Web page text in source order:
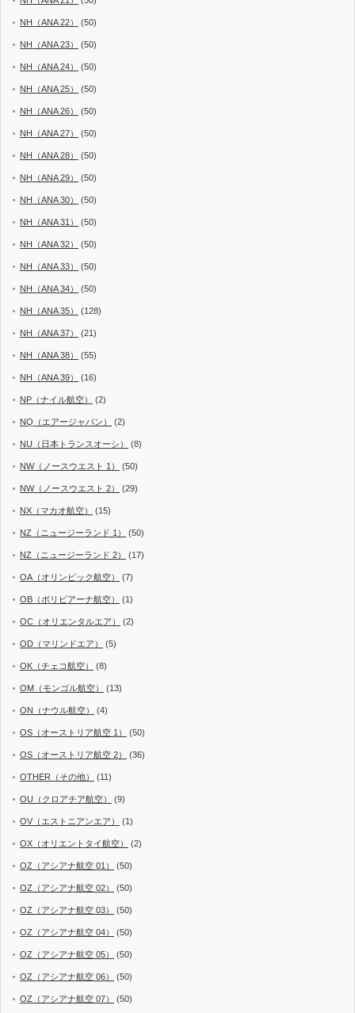
NH（ANA 22） (50)
NH（ANA 23） (50)
NH（ANA 24） (50)
NH（ANA 25） (50)
NH（ANA 26） (50)
NH（ANA 27） (50)
NH（ANA 28） (50)
NH（ANA 29） (50)
NH（ANA 30） (50)
NH（ANA 31） (50)
NH（ANA 32） (50)
NH（ANA 33） (50)
NH（ANA 34） (50)
NH（ANA 35） (128)
NH（ANA 37） (21)
NH（ANA 38） (55)
NH（ANA 39） (16)
NP（ナイル航空） (2)
NQ（エアージャパン） (2)
NU（日本トランスオーシ） (8)
NW（ノースウエスト 1） (50)
NW（ノースウエスト 2） (29)
NX（マカオ航空） (15)
NZ（ニュージーランド 1） (50)
NZ（ニュージーランド 2） (17)
OA（オリンピック航空） (7)
OB（ボリビアーナ航空） (1)
OC（オリエンタルエア） (2)
OD（マリンドエア） (5)
OK（チェコ航空） (8)
OM（モンゴル航空） (13)
ON（ナウル航空） (4)
OS（オーストリア航空 1） (50)
OS（オーストリア航空 2） (36)
OTHER（その他） (11)
OU（クロアチア航空） (9)
OV（エストニアンエア） (1)
OX（オリエントタイ航空） (2)
OZ（アシアナ航空 01） (50)
OZ（アシアナ航空 02） (50)
OZ（アシアナ航空 03） (50)
OZ（アシアナ航空 04） (50)
OZ（アシアナ航空 05） (50)
OZ（アシアナ航空 06） (50)
OZ（アシアナ航空 07） (50)